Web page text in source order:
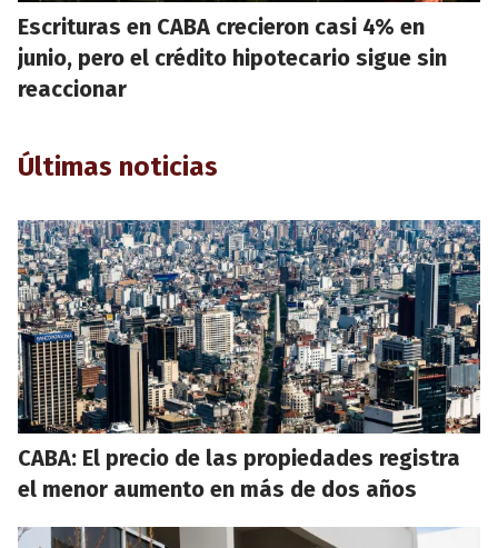
Escrituras en CABA crecieron casi 4% en
junio, pero el crédito hipotecario sigue sin
reaccionar
Últimas noticias
CABA: El precio de las propiedades registra
el menor aumento en más de dos años